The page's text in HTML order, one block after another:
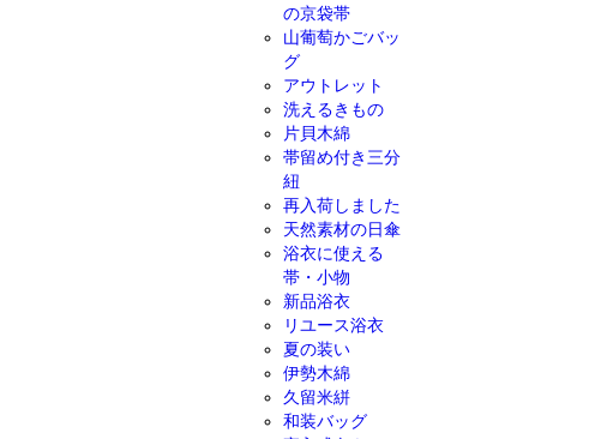
の京袋帯
山葡萄かごバッ
グ
アウトレット
洗えるきもの
片貝木綿
帯留め付き三分
紐
再入荷しました
天然素材の日傘
浴衣に使える
帯・小物
新品浴衣
リユース浴衣
夏の装い
伊勢木綿
久留米絣
和装バッグ